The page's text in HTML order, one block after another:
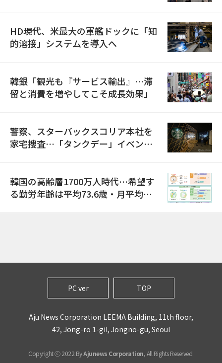
HD現代、米最大の軍艦ドックに「知
的溶接」システムを導入へ
韓銀「観光も『サービス輸出』…滞
留と消費を増やしてこそ成長効果」
警察、スターバックスコリア本社を
家宅捜査…「タンクデー」イベント
韓国の高齢層1700万人時代…希望す
る勤労年齢は平均73.6歳・月平均賃
PC ver TOP
Aju News Corporation LEEMA Building, 11th floor,
42, Jong-ro 1-gil, Jongno-gu, Seoul
Copyright ⓒ 2022 ByAjunews Corporation, All Rights Reserved.